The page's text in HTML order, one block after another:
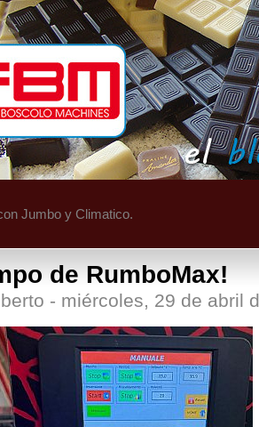
Jumbo y Climatico.
de RumboMax!
- miércoles, 29 de abril